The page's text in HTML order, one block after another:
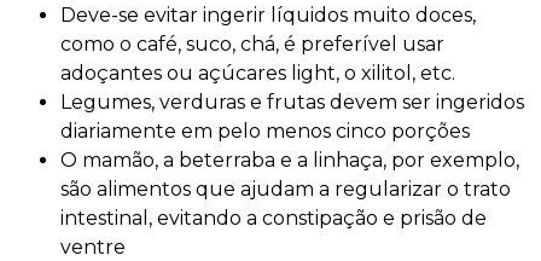
Deve-se evitar ingerir líquidos muito doces,
como o café, suco, chá, é preferível usar
adoçantes ou açúcares light, o xilitol, etc.
Legumes, verduras e frutas devem ser ingeridos
diariamente em pelo menos cinco porções
O mamão, a beterraba e a linhaça, por exemplo,
são alimentos que ajudam a regularizar o trato
intestinal, evitando a constipação e prisão de
ventre